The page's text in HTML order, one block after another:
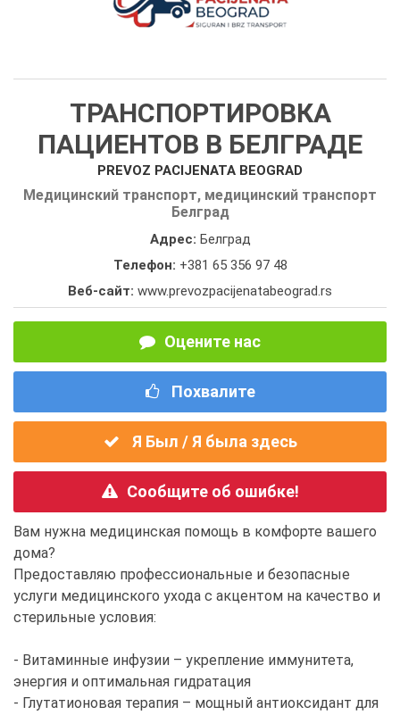
ТРАНСПОРТИРОВКА
ПАЦИЕНТОВ В БЕЛГРАДЕ
PREVOZ PACIJENATA BEOGRAD
Медицинский транспорт, медицинский транспорт
Белград
Адрес: Белград
Телефон: +381 65 356 97 48
Веб-сайт: www.prevozpacijenatabeograd.rs
Оцените нас
Похвалите
Я Был / Я была здесь
Сообщите об ошибке!
Вам нужна медицинская помощь в комфорте вашего
дома?
Предоставляю профессиональные и безопасные
услуги медицинского ухода с акцентом на качество и
стерильные условия:
- Витаминные инфузии – укрепление иммунитета,
энергия и оптимальная гидратация
- Глутатионовая терапия – мощный антиоксидант для